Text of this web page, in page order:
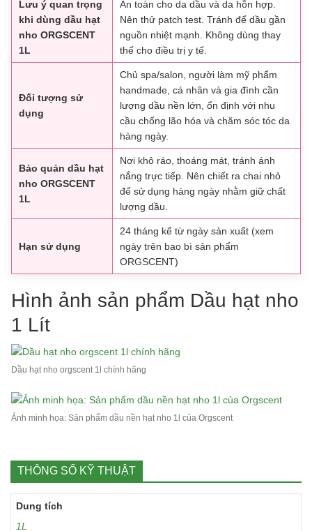
Lưu ý quan trọng
khi dùng dầu hạt
nho ORGSCENT
1L
An toàn cho da dầu và da hỗn hợp.
Nên thử patch test. Tránh để dầu gần
nguồn nhiệt mạnh. Không dùng thay
thế cho điều trị y tế.
Đối tượng sử
dụng
Chủ spa/salon, người làm mỹ phẩm
handmade, cá nhân và gia đình cần
lượng dầu nền lớn, ổn định với nhu
cầu chống lão hóa và chăm sóc tóc da
hàng ngày.
Bảo quản dầu hạt
nho ORGSCENT
1L
Nơi khô ráo, thoáng mát, tránh ánh
nắng trực tiếp. Nên chiết ra chai nhỏ
để sử dụng hàng ngày nhằm giữ chất
lượng dầu.
Hạn sử dụng
24 tháng kể từ ngày sản xuất (xem
ngày trên bao bì sản phẩm
ORGSCENT)
Hình ảnh sản phẩm Dầu hạt nho
1 Lít
Dầu hạt nho orgscent 1l chính hãng
Ảnh minh họa: Sản phẩm dầu nền hạt nho 1l của Orgscent
THÔNG SỐ KỸ THUẬT
Dung tích
1L